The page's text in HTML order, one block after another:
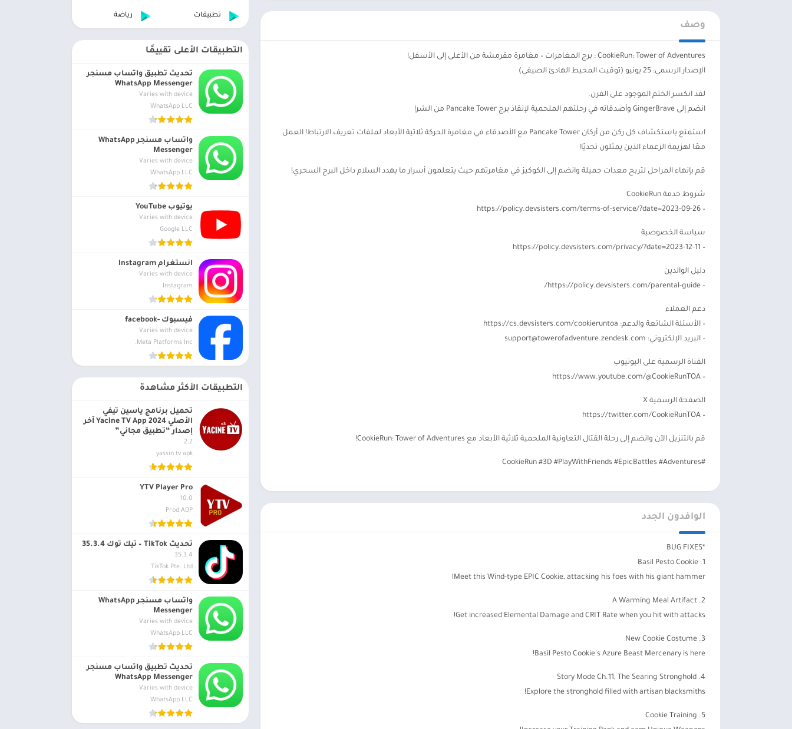
وصف
CookieRun: Tower of Adventures : برج المغامرات – مغامرة مقرمشة من الأعلى إلى الأسفل!
الإصدار الرسمي: 25 يونيو (توقيت المحيط الهادئ الصيفي)
لقد انكسر الختم الموجود على الفرن.
انضم إلى GingerBrave وأصدقائه في رحلتهم الملحمية لإنقاذ برج Pancake Tower من الشر!
استمتع باستكشاف كل ركن من أركان Pancake Tower مع الأصدقاء في مغامرة الحركة ثلاثية الأبعاد لملفات تعريف الارتباط! العمل
معًا لهزيمة الزعماء الذين يمثلون تحديًا!
قم بإنهاء المراحل لتربح معدات جميلة وانضم إلى الكوكيز في مغامرتهم حيث يتعلمون أسرار ما يهدد السلام داخل البرج السحري!
شروط خدمة CookieRun
– https://policy.devsisters.com/terms-of-service/?date=2023-09-26
سياسة الخصوصية
– https://policy.devsisters.com/privacy/?date=2023-12-11
دليل الوالدين
– https://policy.devsisters.com/parental-guide/
دعم العملاء
– الأسئلة الشائعة والدعم: https://cs.devsisters.com/cookieruntoa
– البريد الإلكتروني: support@towerofadventure.zendesk.com
القناة الرسمية على اليوتيوب
– https://www.youtube.com/@CookieRunTOA
الصفحة الرسمية X
– https://twitter.com/CookieRunTOA
قم بالتنزيل الآن وانضم إلى رحلة القتال التعاونية الملحمية ثلاثية الأبعاد مع CookieRun: Tower of Adventures!
#CookieRun #3D #PlayWithFriends #EpicBattles #Adventures
الوافدون الجدد
*BUG FIXES
1. Basil Pesto Cookie
Meet this Wind-type EPIC Cookie, attacking his foes with his giant hammer!
2. A Warming Meal Artifact
Get increased Elemental Damage and CRIT Rate when you hit with attacks!
3. New Cookie Costume
Basil Pesto Cookie's Azure Beast Mercenary is here!
4. Story Mode Ch.11, The Searing Stronghold
Explore the stronghold filled with artisan blacksmiths!
5. Cookie Training
تطبيقات رياضة
التطبيقات الأعلى تقييمًا
تحديث تطبيق واتساب مسنجر
WhatsApp Messenger
Varies with device
WhatsApp LLC
واتساب مسنجر WhatsApp
Messenger
Varies with device
WhatsApp LLC
يوتيوب YouTube
Varies with device
Google LLC
انستغرام Instagram
Varies with device
Instagram
فيسبوك -facebook
Varies with device
Meta Platforms Inc.
التطبيقات الأكثر مشاهدة
تحميل برنامج ياسين تيفي
الأصلي 2024 Yacine TV App آخر
إصدار “تطبيق مجاني”
2.2
yassin tv apk
YTV Player Pro
10.0
Prod ADP
تحديث TikTok – تيك توك 35.3.4
35.3.4
TikTok Pte. Ltd.
واتساب مسنجر WhatsApp
Messenger
Varies with device
WhatsApp LLC
تحديث تطبيق واتساب مسنجر
WhatsApp Messenger
Varies with device
WhatsApp LLC